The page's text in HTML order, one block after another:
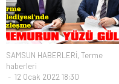
SAMSUN HABERLERİ, Terme
haberleri
12 Ocak 2022 18:30